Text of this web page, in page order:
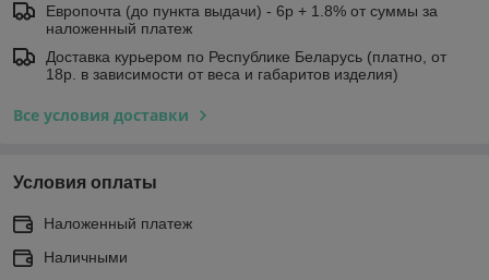
Европочта (до пункта выдачи) - 6р + 1.8% от суммы за
наложенный платеж
Доставка курьером по Республике Беларусь (платно, от
18р. в зависимости от веса и габаритов изделия)
Все условия доставки
Условия оплаты
Наложенный платеж
Наличными